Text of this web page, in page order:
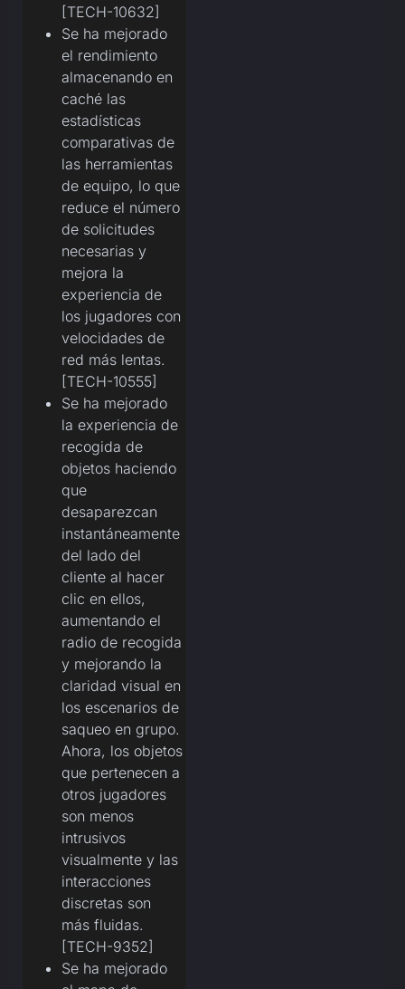
[TECH-10632]
Se ha mejorado
el rendimiento
almacenando en
caché las
estadísticas
comparativas de
las herramientas
de equipo, lo que
reduce el número
de solicitudes
necesarias y
mejora la
experiencia de
los jugadores con
velocidades de
red más lentas.
[TECH-10555]
Se ha mejorado
la experiencia de
recogida de
objetos haciendo
que
desaparezcan
instantáneamente
del lado del
cliente al hacer
clic en ellos,
aumentando el
radio de recogida
y mejorando la
claridad visual en
los escenarios de
saqueo en grupo.
Ahora, los objetos
que pertenecen a
otros jugadores
son menos
intrusivos
visualmente y las
interacciones
discretas son
más fluidas.
[TECH-9352]
Se ha mejorado